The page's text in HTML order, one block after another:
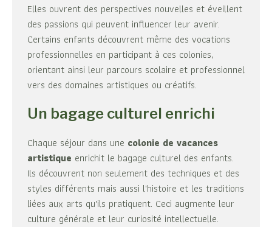
Elles ouvrent des perspectives nouvelles et éveillent
des passions qui peuvent influencer leur avenir.
Certains enfants découvrent même des vocations
professionnelles en participant à ces colonies,
orientant ainsi leur parcours scolaire et professionnel
vers des domaines artistiques ou créatifs.
Un bagage culturel enrichi
Chaque séjour dans une colonie de vacances
artistique enrichit le bagage culturel des enfants.
Ils découvrent non seulement des techniques et des
styles différents mais aussi l'histoire et les traditions
liées aux arts qu'ils pratiquent. Ceci augmente leur
culture générale et leur curiosité intellectuelle.